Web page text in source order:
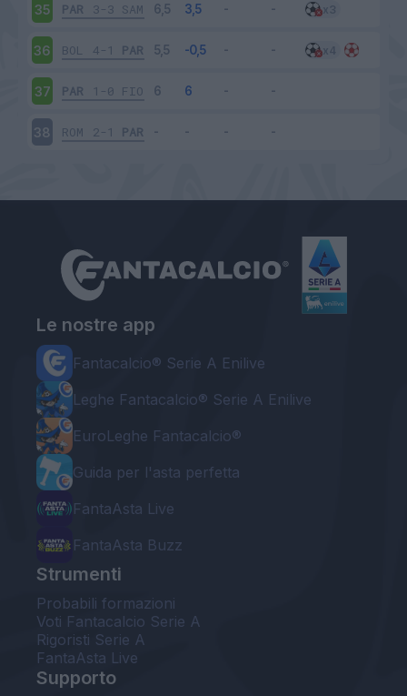
35 PAR 3-3 SAM
36 BOL 4-1 PAR
37 PAR 1-0 FIO
38 ROM 2-1 PAR
Le nostre app
Fantacalcio® Serie A Enilive
Leghe Fantacalcio® Serie A Enilive
EuroLeghe Fantacalcio®
Guida per l'asta perfetta
FantaAsta Live
FantaAsta Buzz
Strumenti
Probabili formazioni
Voti Fantacalcio Serie A
Rigoristi Serie A
FantaAsta Live
Supporto